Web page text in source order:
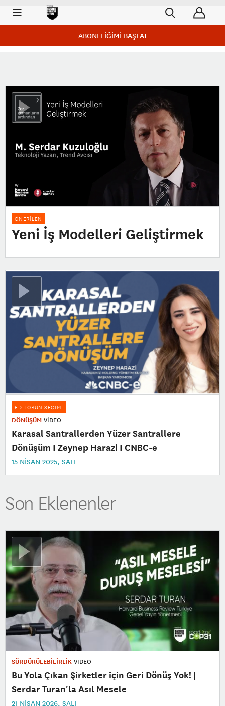
ABONELİĞİMİ BAŞLAT
ÖNERİLEN
Yeni İş Modelleri Geliştirmek
EDİTÖRÜN SEÇİMİ
DÖNÜŞÜM VİDEO
Karasal Santrallerden Yüzer Santrallere
Dönüşüm I Zeynep Harazi I CNBC-e
15 NISAN 2025, SALI
Son Eklenenler
SÜRDÜRÜLEBİLİRLİK VİDEO
Bu Yola Çıkan Şirketler için Geri Dönüş Yok! |
Serdar Turan'la Asıl Mesele
21 NISAN 2026, SALI